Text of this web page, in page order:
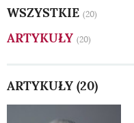
WSZYSTKIE (20)
ARTYKUŁY (20)
ARTYKUŁY (20)